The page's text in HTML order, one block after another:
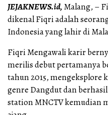
JEJAKNEWS.id, Malang, –
dikenal Fiqri adalah
Indonesia yang lahir di
Fiqri Mengawali karir
merilis debut pertamanya
tahun 2015, mengeksplore
genre Dangdut dan
station MNCTV kemudian